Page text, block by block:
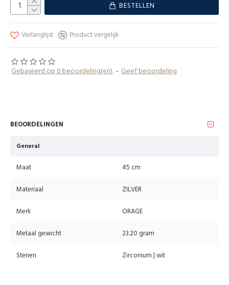
Gebaseerd op 0 beoordeling(en). - Geef beoordeling
BESTELLEN
Verlanglijst Product vergelijk
BEOORDELINGEN
General
Maat 45 cm
Materiaal ZILVER
Merk ORAGE
Metaal gewicht 23.20 gram
Stenen Zirconium | wit